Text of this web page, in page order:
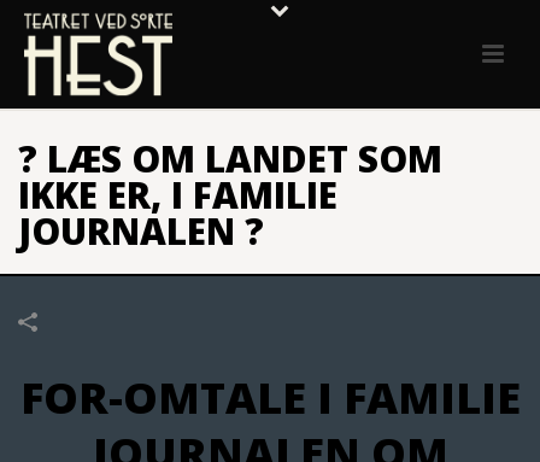
? LÆS OM LANDET SOM
IKKE ER, I FAMILIE
JOURNALEN ?
FOR-OMTALE I FAMILIE